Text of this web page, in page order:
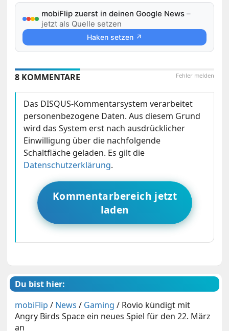
mobiFlip zuerst in deinen Google News –
jetzt als Quelle setzen
Haken setzen ↗
Fehler melden
8 KOMMENTARE
Das DISQUS-Kommentarsystem verarbeitet
personenbezogene Daten. Aus diesem Grund
wird das System erst nach ausdrücklicher
Einwilligung über die nachfolgende
Schaltfläche geladen. Es gilt die
Datenschutzerklärung.
Kommentarbereich jetzt
laden
Du bist hier:
mobiFlip / News / Gaming / Rovio kündigt mit
Angry Birds Space ein neues Spiel für den 22. März
an